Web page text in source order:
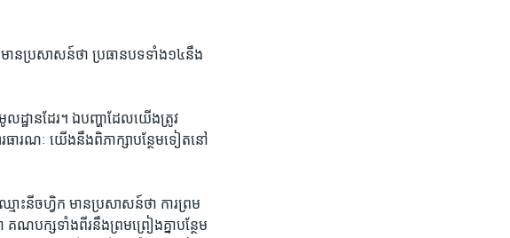
ាន​ប្រសាសន៍​ថា​ ប្រធាន​បទ​ទាំង​១៤​នឹង​
ដ្ឋាន​ដែរ។​ ​ឯ​បញ្ហា​ដែល​យើង​ត្រូវ​
រធារណៈ​ យើង​នឹង​ពិភាក្សា​បន្ថែម​ទៀត​នៅ​
ោះ​នីចហ្វិក​ មាន​ប្រសាសន៍​ថា​ ការ​ព្រម
បក្ស​ទាំង​ពីរ​នឹង​ព្រមព្រៀង​គ្នា​បន្ថែម​